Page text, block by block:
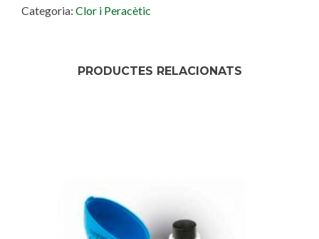
Categoria: Clor i Peracètic
PRODUCTES RELACIONATS